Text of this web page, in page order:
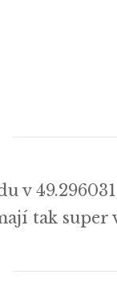
49.296031,
tak super